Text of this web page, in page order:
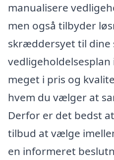
manualisere
men også tilbyder
skræddersyet til dine
meget i pris og
hvem du vælger at
Derfor er det bedst
tilbud at vælge
en informeret